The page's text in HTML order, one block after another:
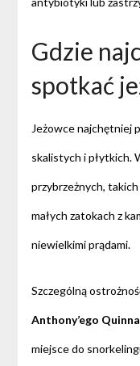
Gdzie
spotkać
Jeżowce najchętniej
skalistych i płytkich.
przybrzeżnych,
małych zatokach z
niewielkimi prądami.
Szczególną
Anthony’ego Quinna
miejsce do